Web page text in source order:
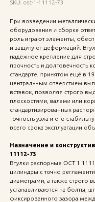
SKU: ost-1-11112-73
При возведении
оборудования и сборке
роль играют элементы,
и защиту от деформаций.
надёжное крепление для
прочность и долговечность
стандарте, принятом ещё в
центральным отверстием
вставок, позволяя строго
плоскостями, валами или
стандартизированных
точность узла и его
всего срока эксплуатации
Назначение и
11112-73
Втулки распорные ОСТ 1
цилиндры с точно
диаметрами, а также строго
устанавливаются на болты,
фиксированного зазора